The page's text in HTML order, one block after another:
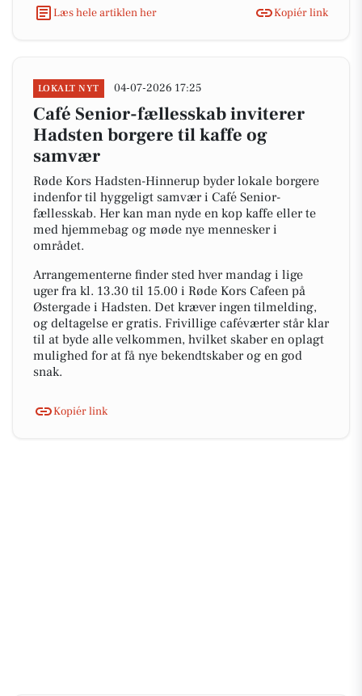
Læs hele artiklen her
Kopiér link
LOKALT NYT 04-07-2026 17:25
Café Senior-fællesskab inviterer
Hadsten borgere til kaffe og
samvær
Røde Kors Hadsten-Hinnerup byder lokale borgere
indenfor til hyggeligt samvær i Café Senior-
fællesskab. Her kan man nyde en kop kaffe eller te
med hjemmebag og møde nye mennesker i
området.
Arrangementerne finder sted hver mandag i lige
uger fra kl. 13.30 til 15.00 i Røde Kors Cafeen på
Østergade i Hadsten. Det kræver ingen tilmelding,
og deltagelse er gratis. Frivillige caféværter står klar
til at byde alle velkommen, hvilket skaber en oplagt
mulighed for at få nye bekendtskaber og en god
snak.
Kopiér link